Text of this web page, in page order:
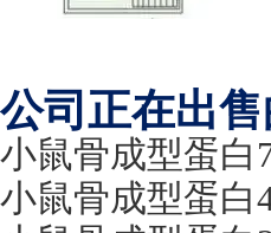
公司正在出售
小鼠骨成型蛋白
小鼠骨成型蛋白